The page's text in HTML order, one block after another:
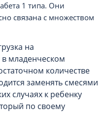
1 типа. Они
связана с множеством
на
младенческом
количестве
заменять смесями
случаях к ребенку
по своему